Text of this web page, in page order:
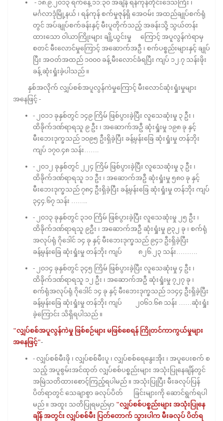
- ၁၈.၉.၂၀၁၃ ရက်နေ့ ၁၁:၃၀ အချိန် ရန်ကုန်တိုင်းဒေသကြီး ၊
မင်္ဂလာဒုံမြို့နယ် ၊ ရန်ကုန် စက်မှုဇုန်ရှိ အေဝမ်း အထည်ချုပ်စက်ရုံ
တွင် အပ်ချုပ်စက်ခန်းနှင့် မီးပူတိုက်သည့် အခန်းသို့ သွယ်တန်း
ထားသော ဝါယာကြိုးများ ချို့ယွင်းမှု ကြောင့် အပူလွန်ကဲရာမှ
စတင် မီးလောင်မှုကြောင့် အဆောက်အဦ ၊ စက်ပစ္စည်းများနှင့် ချုပ်
ပြီး အဝတ်အထည် ၁၀၀၀ ခန့် မီးလောင်ခံရပြီး ကျပ် ၁၂.၇ သန်းဖိုး
ခန့် ဆုံးရှုံးခဲ့ပါသည် ။
နှစ်အလိုက် လျှပ်စစ်အပူလွန်ကဲမှုကြောင့် မီးလောင်ဆုံးရှုံးမှုများ
အနေဖြင့် -
- ၂၀၁၁ ခုနှစ်တွင် ၁၄၉ ကြိမ် ဖြစ်ပွားခဲ့ပြီး လူသေဆုံးမှု ၃ ဦး ၊
ထိခိုက်ဒဏ်ရာရသူ ၉ ဦး ၊ အဆောက်အဦ ဆုံးရှုံးမှု ၁၉၈ ခု နှင့်
မီးဘေးဒုက္ခသည် ၁၀၉၅ ဦးရှိခဲ့ပြီး ခန့်မှန်းခြေ ဆုံးရှုံးမှု တန်ဘိုး
ကျပ် ၁၇၀.၄၈ သန်း…….
- ၂၀၁၂ ခုနှစ်တွင် ၂၂၄ ကြိမ် ဖြစ်ပွားခဲ့ပြီး လူသေဆုံးမှု ၃ ဦး ၊
ထိခိုက်ဒဏ်ရာရသူ ၁၁ ဦး ၊ အဆောက်အဦ ဆုံးရှုံးမှု ၅၈၀ ခု နှင့်
မီးဘေးဒုက္ခသည် ၇၈၄ ဦးရှိခဲ့ပြီး ခန့်မှန်းခြေ ဆုံးရှုံးမှု တန်ဘိုး ကျပ်
၃၄၄.၆၇ သန်း ……..
- ၂၀၁၃ ခုနှစ်တွင် ၃၁၀ ကြိမ် ဖြစ်ပွားခဲ့ပြီး လူသေဆုံးမှု ၂၅ ဦး ၊
ထိခိုက်ဒဏ်ရာရသူ ၉ဦး ၊ အဆောက်အဦ ဆုံးရှုံးမှု ၉၃၂ ခု ၊ စက်ရုံ
အလုပ်ရုံ ဂိုဒေါင် ၁၄ ခု နှင့် မီးဘေးဒုက္ခသည် ၉၄၁ ဦးရှိခဲ့ပြီး
ခန့်မှန်းခြေ ဆုံးရှုံးမှု တန်ဘိုး ကျပ် ၈၂၆.၂၃ သန်း……….
- ၂၀၁၄ ခုနှစ်တွင် ၃၄၅ ကြိမ် ဖြစ်ပွားခဲ့ပြီး လူသေဆုံးမှု ၄ ဦး ၊
ထိခိုက်ဒဏ်ရာရသူ ၁၂ ဦး ၊ အဆောက်အဦ ဆုံးရှုံးမှု ၇၂၇ ခု ၊
စက်ရုံအလုပ်ရုံ ဂိုဒေါင် ၁၄ ခု နှင့် မီးဘေးဒုက္ခသည် ၁၁၄၄ ဦးရှိခဲ့ပြီး
ခန့်မှန်းခြေ ဆုံးရှုံးမှု တန်ဘိုး ကျပ် ၂၀၆၁.၆၈ သန်း ……ဆုံးရှုံး
ခဲ့ကြောင်း သိရှိရပါသည် ။
"လျှပ်စစ်အပူလွန်ကဲမှု ဖြစ်စဉ်များ မဖြစ်စေရန် ကြိုတင်ကာကွယ်မှုများ
အနေဖြင့်"-
- လျှပ်စစ်မီးဖို ၊ လျှပ်စစ်မီးပူ ၊ လျှပ်စစ်ရေနွေးအိုး ၊ အပူပေးစက် စ
သည့် အပူစွမ်းအင်ထုတ် လျှပ်စစ်ပစ္စည်းများ အသုံးပြုနေချိန်တွင်
အမြဲသတိထားစောင့်ကြည့်ရပါမည် ။ အသုံးပြုပြီး မီးခလုပ်ပြန်
ပိတ်ရာတွင် သေချာစွာ ခလုပ်ပိတ် ခြင်းများကို ဆောင်ရွက်ရပါ
မည် ။ အထူး သတိပြုရမည်မှာ "လျှပ်စစ်ပစ္စည်းများ အသုံးပြုနေ
ချိန် အတွင်း လျှပ်စစ်မီး ပြတ်တောက် သွားပါက မီးခလုပ် ပိတ်ရ